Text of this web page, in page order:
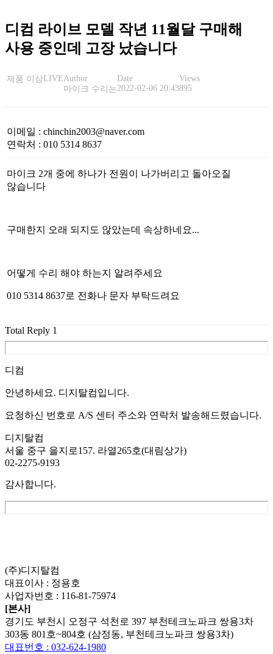
디컴 라이브 모델 작년 11월달 구매해
사용 중인데 고장 났습니다
제품 이상LIVEAuthor
마이크 수리는
Date
2022-02-06 20:43
Views
895
이메일 : chinchin2003@naver.com
연락처 : 010 5314 8637
마이크 2개 중에 하나가 전원이 나가버리고 돌아오질
않습니다
구매한지 오래 되지도 않았는데 속상하네요...
어떻게 수리 해야 하는지 알려주세요
010 5314 8637로 전화나 문자 부탁드려요
Total Reply 1
디컴
안녕하세요. 디지탈컴입니다.
요청하신 번호로 A/S 센터 주소와 연락처 발송해드렸습니다.
디지탈컴
서울 중구 을지로157. 라열265호(대림상가)
02-2275-9193
감사합니다.
(주)디지탈컴
대표이사 : 정용호
사업자번호 : 116-81-75974
[본사]
경기도 부천시 오정구 석천로 397 부천테크노파크 쌍용3차
303동 801호~804호 (삼정동, 부천테크노파크 쌍용3차)
대표번호 : 032-624-1980